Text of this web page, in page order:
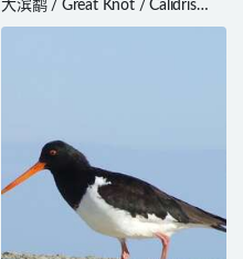
大滨鹬 / Great Knot / Calidris
tenuirostris